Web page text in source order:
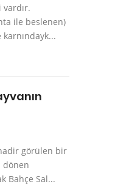
ile beslenen)
görülen bir
dönen
Bahçe Sal...